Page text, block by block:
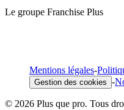
Le groupe Franchise Plus
Mentions légales-
Gestion des cookies -
© 2026 Plus que pro. Tous